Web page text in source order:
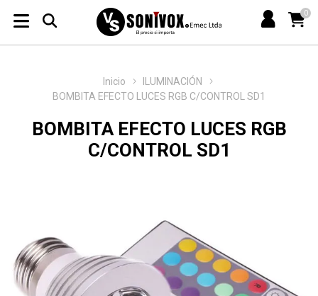
0
Inicio
ILUMINACIÓN
BOMBITA EFECTO LUCES RGB C/CONTROL SD1
BOMBITA EFECTO LUCES RGB
C/CONTROL SD1